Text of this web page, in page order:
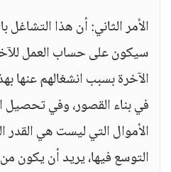
الأمر الثاني: أن هذا التشاغل
سيكون على حساب العمل
الآخرة بسبب انشغالهم عنها
في بناء القصور، وفي تحصيل
الأموال التي ليست هي القدر
التوسع فيها، يريد أن يكون